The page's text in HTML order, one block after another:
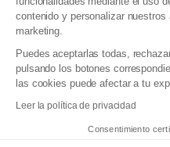
contenido y personalizar
marketing.
Puedes aceptarlas todas,
pulsando los botones
las cookies puede afectar a tu
Leer la política de privacidad
Consentimiento
Política de gestión de
Condiciones
Declaración